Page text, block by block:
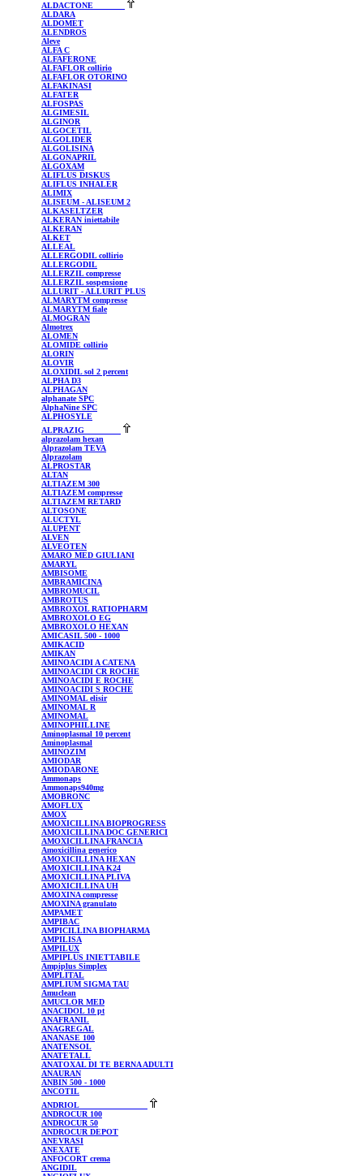
ALDACTONE
ALDARA
ALDOMET
ALENDROS
Aleve
ALFA C
ALFAFERONE
ALFAFLOR collirio
ALFAFLOR OTORINO
ALFAKINASI
ALFATER
ALFOSPAS
ALGIMESIL
ALGINOR
ALGOCETIL
ALGOLIDER
ALGOLISINA
ALGONAPRIL
ALGOXAM
ALIFLUS DISKUS
ALIFLUS INHALER
ALIMIX
ALISEUM - ALISEUM 2
ALKASELTZER
ALKERAN iniettabile
ALKERAN
ALKET
ALLEAL
ALLERGODILcollirio
ALLERGODIL
ALLERZILcompresse
ALLERZILsospensione
ALLURIT - ALLURIT PLUS
ALMARYTM compresse
ALMARYTM fiale
ALMOGRAN
Almotrex
ALOMEN
ALOMIDE collirio
ALORIN
ALOVIR
ALOXIDILsol 2 percent
ALPHAD3
ALPHAGAN
alphanateSPC
AlphaNineSPC
ALPHOSYLE
ALPRAZIG
alprazolam hexan
Alprazolam TEVA
Alprazolam
ALPROSTAR
ALTAN
ALTIAZEM 300
ALTIAZEM compresse
ALTIAZEM RETARD
ALTOSONE
ALUCTYL
ALUPENT
ALVEN
ALVEOTEN
AMARO MED GIULIANI
AMARYL
AMBISOME
AMBRAMICINA
AMBROMUCIL
AMBROTUS
AMBROXOLRATIOPHARM
AMBROXOLO EG
AMBROXOLO HEXAN
AMICASIL500 - 1000
AMIKACID
AMIKAN
AMINOACIDI A CATENA
AMINOACIDI CR ROCHE
AMINOACIDI E ROCHE
AMINOACIDI S ROCHE
AMINOMALelisir
AMINOMALR
AMINOMAL
AMINOPHILLINE
Aminoplasmal 10 percent
Aminoplasmal
AMINOZIM
AMIODAR
AMIODARONE
Ammonaps
Ammonaps940mg
AMOBRONC
AMOFLUX
AMOX
AMOXICILLINABIOPROGRESS
AMOXICILLINADOC GENERICI
AMOXICILLINAFRANCIA
Amoxicillina generico
AMOXICILLINAHEXAN
AMOXICILLINAK24
AMOXICILLINAPLIVA
AMOXICILLINAUH
AMOXINAcompresse
AMOXINAgranulato
AMPAMET
AMPIBAC
AMPICILLINABIOPHARMA
AMPILISA
AMPILUX
AMPIPLUS INIETTABILE
Ampiplus Simplex
AMPLITAL
AMPLIUM SIGMA TAU
Amuclean
AMUCLOR MED
ANACIDOL10 pt
ANAFRANIL
ANAGREGAL
ANANASE 100
ANATENSOL
ANATETALL
ANATOXALDI TE BERNA ADULTI
ANAURAN
ANBIN 500 - 1000
ANCOTIL
ANDRIOL
ANDROCUR 100
ANDROCUR 50
ANDROCUR DEPOT
ANEVRASI
ANEXATE
ANFOCORT crema
ANGIDIL